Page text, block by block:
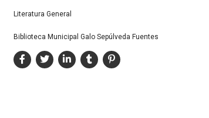
Literatura General
Biblioteca Municipal Galo Sepúlveda Fuentes